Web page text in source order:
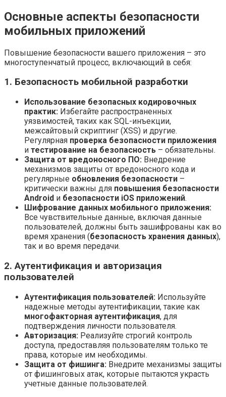
Основные аспекты безопасности
мобильных приложений
Повышение безопасности вашего приложения – это
многоступенчатый процесс, включающий в себя:
1. Безопасность мобильной разработки
Использование безопасных кодировочных
практик: Избегайте распространенных
уязвимостей, таких как SQL-инъекции,
межсайтовый скриптинг (XSS) и другие.
Регулярная проверка безопасности приложения
и тестирование на безопасность – обязательны.
Защита от вредоносного ПО: Внедрение
механизмов защиты от вредоносного кода и
регулярные обновления безопасности –
критически важны для повышения безопасности
Android и безопасности iOS приложений.
Шифрование данных мобильного приложения:
Все чувствительные данные, включая данные
пользователей, должны быть зашифрованы как во
время хранения (безопасность хранения данных),
так и во время передачи.
2. Аутентификация и авторизация
пользователей
Аутентификация пользователей: Используйте
надежные методы аутентификации, такие как
многофакторная аутентификация, для
подтверждения личности пользователя.
Авторизация: Реализуйте строгий контроль
доступа, предоставляя пользователям только те
права, которые им необходимы.
Защита от фишинга: Внедрите механизмы защиты
от фишинговых атак, которые пытаются украсть
учетные данные пользователей.